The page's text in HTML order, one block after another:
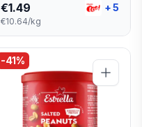
€1.49
€10.64/kg
+5
-41%